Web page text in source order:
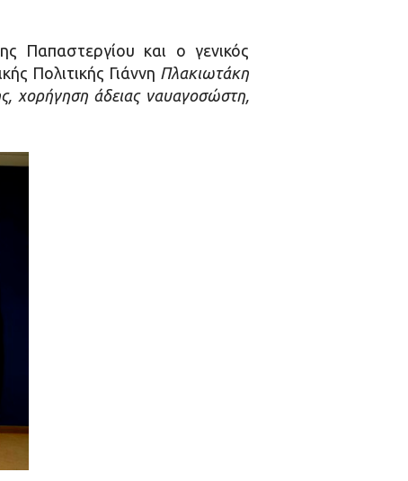
Παπαστεργίου και ο γενικός
Πολιτικής Γιάννη Πλακιωτάκη
χορήγηση άδειας ναυαγοσώστη,